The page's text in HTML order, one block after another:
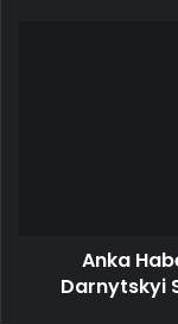
Anka
Darnytskyi